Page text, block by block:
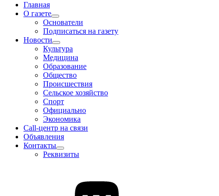
Главная
О газете
Основатели
Подписаться на газету
Новости
Культура
Медицина
Образование
Общество
Происшествия
Сельское хозяйство
Спорт
Официально
Экономика
Call-центр на связи
Объявления
Контакты
Реквизиты